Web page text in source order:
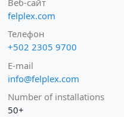
felplex.com
Телефон
+502 2305 9700
E-mail
info@felplex.com
Number of installations
50+